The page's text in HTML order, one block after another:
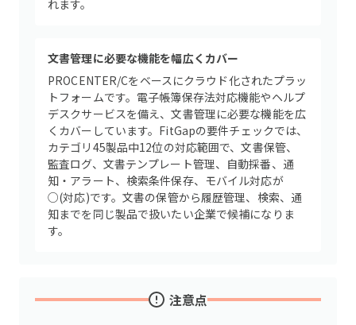
れます。
文書管理に必要な機能を幅広くカバー
PROCENTER/Cをベースにクラウド化されたプラッ
トフォームです。電子帳簿保存法対応機能やヘルプ
デスクサービスを備え、文書管理に必要な機能を広
くカバーしています。FitGapの要件チェックでは、
カテゴリ45製品中12位の対応範囲で、文書保管、
監査ログ、文書テンプレート管理、自動採番、通
知・アラート、検索条件保存、モバイル対応が
○(対応)です。文書の保管から履歴管理、検索、通
知までを同じ製品で扱いたい企業で候補になりま
す。
注意点